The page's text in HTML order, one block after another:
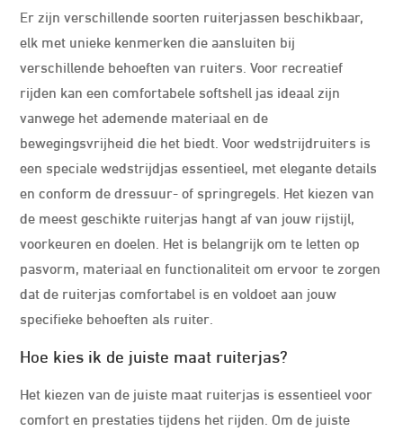
Er zijn verschillende soorten ruiterjassen beschikbaar,
elk met unieke kenmerken die aansluiten bij
verschillende behoeften van ruiters. Voor recreatief
rijden kan een comfortabele softshell jas ideaal zijn
vanwege het ademende materiaal en de
bewegingsvrijheid die het biedt. Voor wedstrijdruiters is
een speciale wedstrijdjas essentieel, met elegante details
en conform de dressuur- of springregels. Het kiezen van
de meest geschikte ruiterjas hangt af van jouw rijstijl,
voorkeuren en doelen. Het is belangrijk om te letten op
pasvorm, materiaal en functionaliteit om ervoor te zorgen
dat de ruiterjas comfortabel is en voldoet aan jouw
specifieke behoeften als ruiter.
Hoe kies ik de juiste maat ruiterjas?
Het kiezen van de juiste maat ruiterjas is essentieel voor
comfort en prestaties tijdens het rijden. Om de juiste